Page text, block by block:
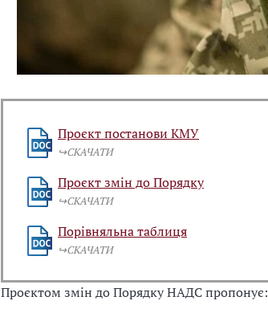
Проєкт постанови КМУ
↪️СКАЧАТИ
Проєкт змін до Порядку
↪️СКАЧАТИ
Порівняльна таблиця
↪️СКАЧАТИ
Проєктом змін до Порядку НАДС пропонує: